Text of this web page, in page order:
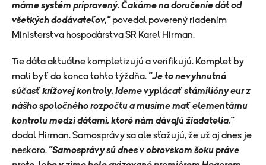
máme systém pripravený. Čakáme na doručenie dát od
všetkých dodávateľov,"povedal poverený riadením
Ministerstva hospodárstva SR Karel Hirman.
Tie dáta aktuálne kompletizujú a verifikujú. Komplet by
mali byť do konca tohto týždňa. "Je to nevyhnutná
súčasť krížovej kontroly. Ideme vyplácať stámilióny eur z
nášho spoločného rozpočtu a musíme mať elementárnu
kontrolu medzi dátami, ktoré nám dávajú žiadatelia,"
dodal Hirman. Samosprávy sa ale sťažujú, že už aj dnes je
neskoro. "Samosprávy sú dnes v obrovskom šoku práve